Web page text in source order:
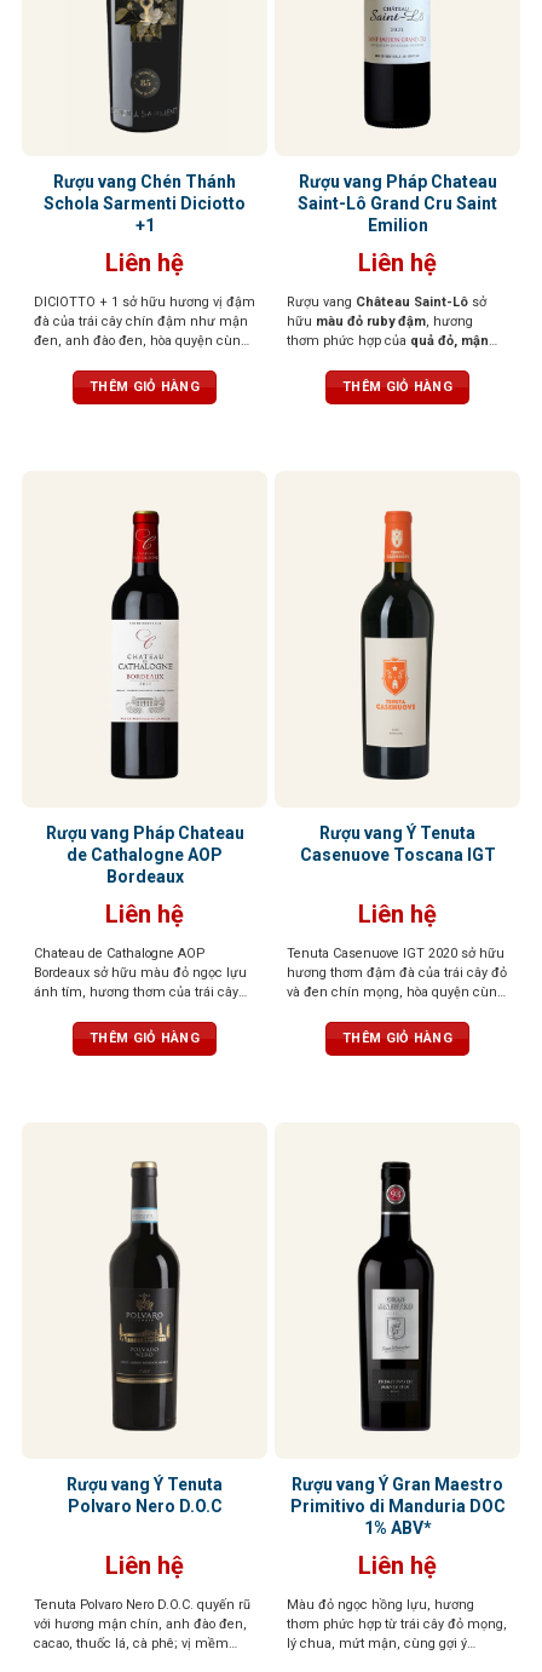
Rượu vang Chén Thánh
Schola Sarmenti Diciotto
+1
Liên hệ
DICIOTTO + 1 sở hữu hương vị đậm
đà của trái cây chín đậm như mận
đen, anh đào đen, hòa quyện cùng
rượu mạnh mẽ, tròn đầy, tannin
mượt mà và hậu vị kéo dài ấm áp,
THÊM GIỎ HÀNG
Rượu vang Pháp Chateau
Saint-Lô Grand Cru Saint
Emilion
Liên hệ
Rượu vang Château Saint-Lô sở
hữu màu đỏ ruby đậm, hương
thơm phức hợp của quả đỏ, mận
gỗ và thuốc lá. Khi thưởng thức, vị
rượu lan tỏa êm dịu,
tannin mượt
THÊM GIỎ HÀNG
Rượu vang Pháp Chateau
de Cathalogne AOP
Bordeaux
Liên hệ
Chateau de Cathalogne AOP
Bordeaux sở hữu màu đỏ ngọc lựu
ánh tím, hương thơm của trái cây
việt quất và dâu rừng quyện cùng
kẹo trái cây và mứt ngọt. Rượu mềm
THÊM GIỎ HÀNG
Rượu vang Ý Tenuta
Casenuove Toscana IGT
Liên hệ
Tenuta Casenuove IGT 2020 sở hữu
hương thơm đậm đà của trái cây đỏ
và đen chín mọng, hòa quyện cùng
vị cao quý. Vị rượu đậm, tannin
mượt mà và cân bằng, để lại hậu vị
THÊM GIỎ HÀNG
Rượu vang Ý Tenuta
Polvaro Nero D.O.C
Liên hệ
Tenuta Polvaro Nero D.O.C. quyến rũ
với hương mận chín, anh đào đen,
cacao, thuốc lá, cà phê; vị mềm
Rượu vang Ý Gran Maestro
Primitivo di Manduria DOC
1% ABV*
Liên hệ
Màu đỏ ngọc hồng lựu, hương
thơm phức hợp từ trái cây đỏ mọng,
lý chua, mứt mận, cùng gợi ý